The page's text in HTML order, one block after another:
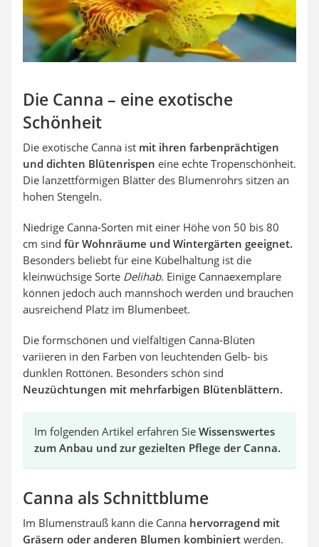
Die Canna – eine exotische
Schönheit
Die exotische Canna ist mit ihren farbenprächtigen
und dichten Blütenrispen eine echte Tropenschönheit.
Die lanzettförmigen Blätter des Blumenrohrs sitzen an
hohen Stengeln.
Niedrige Canna-Sorten mit einer Höhe von 50 bis 80
cm sind für Wohnräume und Wintergärten geeignet.
Besonders beliebt für eine Kübelhaltung ist die
kleinwüchsige Sorte Delihab. Einige Cannaexemplare
können jedoch auch mannshoch werden und brauchen
ausreichend Platz im Blumenbeet.
Die formschönen und vielfältigen Canna-Blüten
variieren in den Farben von leuchtenden Gelb- bis
dunklen Rottönen. Besonders schön sind
Neuzüchtungen mit mehrfarbigen Blütenblättern.
Im folgenden Artikel erfahren Sie Wissenswertes
zum Anbau und zur gezielten Pflege der Canna.
Canna als Schnittblume
Im Blumenstrauß kann die Canna hervorragend mit
Gräsern oder anderen Blumen kombiniert werden.